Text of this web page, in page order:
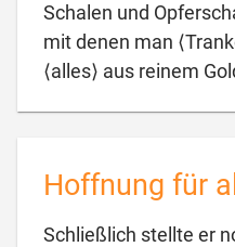
Schalen und
mit denen man
⟨alles⟩ aus reinem
Hoffnung für
Schließlich stellte er